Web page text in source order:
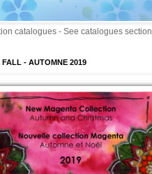
catalogues - See catalogues section
FALL - AUTOMNE 2019